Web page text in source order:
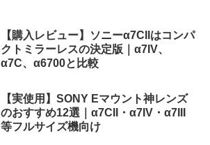
【購入レビュー】ソニーα7CIIはコンパ
クトミラーレスの決定版｜α7IV、
α7C、α6700と比較
【実使用】SONY Eマウント神レンズ
のおすすめ12選｜α7CII・α7IV・α7III
等フルサイズ機向け